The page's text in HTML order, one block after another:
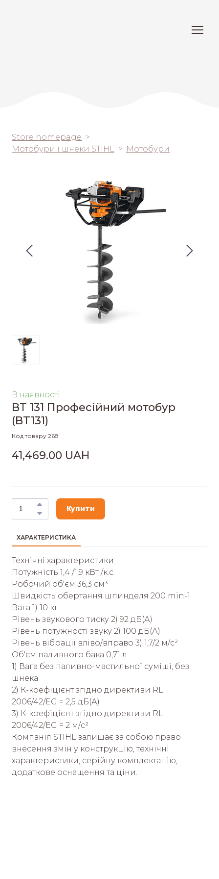
Store homepage
Мотобури і шнеки STIHL
Мотобури
В наявності
BT 131 Професійний мотобур
(BT131)
Код товару 268
41,469.00 UAH
Купити
ХАРАКТЕРИСТИКА
Технічні характеристики
Потужність 1,4 /1,9 кВт /к.с.
Робочий об'єм 36,3 cм³
Швидкість обертання шпинделя 200 min-1
Вага 1) 10 кг
Рівень звукового тиску 2) 92 дБ(А)
Рівень потужності звуку 2) 100 дБ(А)
Рівень вібрації вліво/вправо 3) 1,7/2 м/с²
Об'єм паливного бака 0,71 л
1) Вага без паливно-мастильної суміші, без
шнека
2) К-коефіцієнт згідно директиви RL
2006/42/EG = 2,5 дБ(А)
3) К-коефіцієнт згідно директиви RL
2006/42/EG = 2 м/с²
Компанія STIHL залишає за собою право
внесення змін у конструкцію, технічні
характеристики, серійну комплектацію,
додаткове оснащення та ціни.